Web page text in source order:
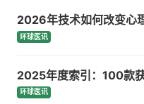
2026年技术如何改变心
环球医讯
2025年度索引：100款
环球医讯